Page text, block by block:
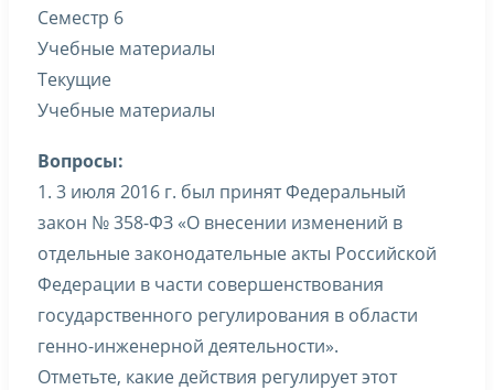
Семестр 6
Учебные материалы
Текущие
Учебные материалы
Вопросы:
1. 3 июля 2016 г. был принят Федеральный
закон № 358-ФЗ «О внесении изменений в
отдельные законодательные акты Российской
Федерации в части совершенствования
государственного регулирования в области
генно-инженерной деятельности».
Отметьте, какие действия регулирует этот